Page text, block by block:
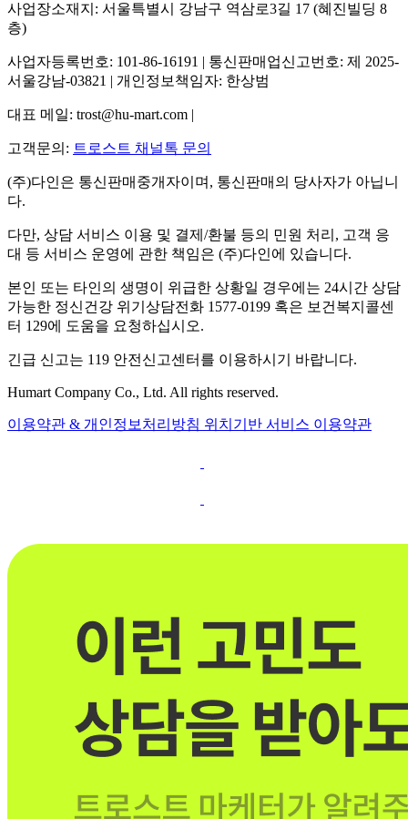
사업장소재지: 서울특별시 강남구 역삼로3길 17 (혜진빌딩 8
층)
사업자등록번호: 101-86-16191 | 통신판매업신고번호: 제 2025-
서울강남-03821 | 개인정보책임자: 한상범
대표 메일: trost@hu-mart.com |
고객문의: 트로스트 채널톡 문의
(주)다인은 통신판매중개자이며, 통신판매의 당사자가 아닙니
다.
다만, 상담 서비스 이용 및 결제/환불 등의 민원 처리, 고객 응
대 등 서비스 운영에 관한 책임은 (주)다인에 있습니다.
본인 또는 타인의 생명이 위급한 상황일 경우에는 24시간 상담
가능한 정신건강 위기상담전화 1577-0199 혹은 보건복지콜센
터 129에 도움을 요청하십시오.
긴급 신고는 119 안전신고센터를 이용하시기 바랍니다.
Humart Company Co., Ltd. All rights reserved.
이용약관 & 개인정보처리방침 위치기반 서비스 이용약관